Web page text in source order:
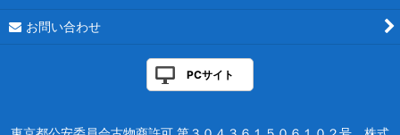
お問い合わせ
PCサイト